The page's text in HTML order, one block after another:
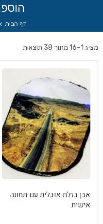
דף הבית >
מציג 1–16 מתוך 38 תוצאות
אבן בזלת אובלית עם תמונה
אישית